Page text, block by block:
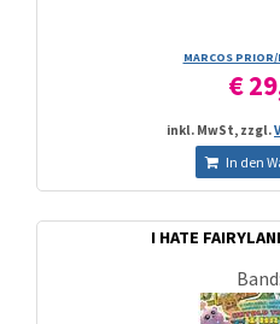
MARCOS
€
inkl. MwSt, zzgl.
In den
I HATE